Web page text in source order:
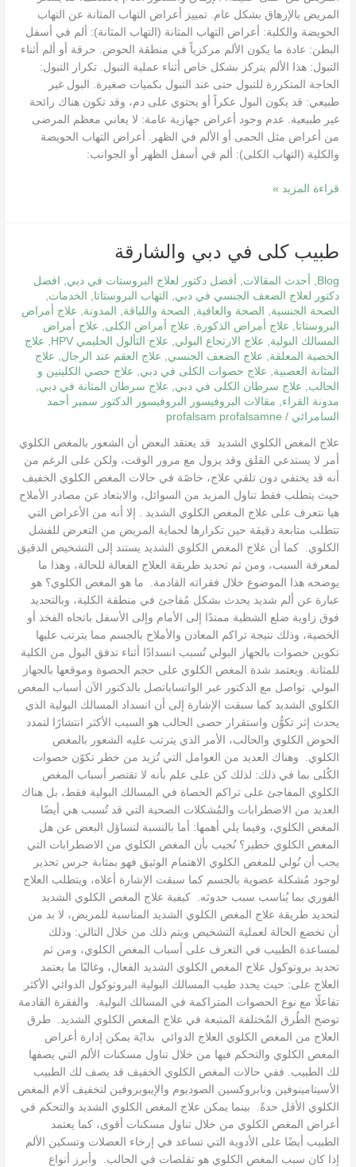
المريض بالإرهاق بشكل عام. تمييز أعراض التهاب المثانة عن التهاب
الحويضة والكلية: أعراض التهاب المثانة (التهاب المثانة): ألم في أسفل
البطن: عادة ما يكون الألم مركزياً في منطقة الحوض. حرقة أو ألم أثناء
التبول: هذا الألم يتركز بشكل خاص أثناء عملية التبول. تكرار التبول:
الحاجة المتكررة للتبول حتى عند التبول بكميات صغيرة. البول غير
طبيعي: قد يكون البول عكراً أو يحتوي على دم، وقد تكون هناك رائحة
غير طبيعية. عدم وجود أعراض جهازية عامة: لا يعاني معظم المرضى
من أعراض مثل الحمى أو الألم في الظهر. أعراض التهاب الحويضة
والكلية (التهاب الكلى): ألم في أسفل الظهر أو الجوانب:
قراءة المزيد »
طبيب كلى في دبي والشارقة
Blog أحدث المقالات أفضل دكتور لعلاج البروستات في دبي
افضل
دكتور لعلاج الضعف الجنسي في دبي
التهاب البروستاتا الخدمات
الصحة الجنسية
الصحة والعافية الصحة واللياقة المدونة
علاج أمراض
البروستاتا
علاج أمراض الذكورة علاج أمراض الكلى
علاج أمراض
المسالك البولية
علاج الارتجاع البولي علاج الثألول الحليمي HPV
علاج
الخصية المعلقة
علاج الضعف الجنسي علاج العقم عند الرجال
علاج
المثانة العصبية
علاج حصوات الكلى في دبي
علاج حصي الكليتين و
الحالب
علاج سرطان الكلى في دبي علاج سرطان المثانة في دبي
مدونة القراء
مقالات البروفيسور البروفيسور الدكتور سمير أحمد
السامرائي /
profalsam profalsamne
علاج المغص الكلوي الشديد قد يعتقد البعض أن الشعور بالمغص الكلوي
أمر لا يستدعي القلق وقد يزول مع مرور الوقت، ولكن على الرغم من
أنه قد يختفي دون تلقي علاج، خاصًة في حالات المغص الكلوي الخفيف
حيث يتطلب فقط تناول المزيد من السوائل، والابتعاد عن مصادر الأملاح
هيا نتعرف على علاج المغص الكلوي الشديد . إلا أنه من الأعراض التي
تتطلب متابعة دقيقة حين تكرارها لحماية المريض من التعرض للفشل
الكلوي. كما أن علاج المغص الكلوي الشديد يستند إلى التشخيص الدقيق
لمعرفة السبب، ومن ثم تحديد طريقة العلاج الفعالة للحالة، وهذا ما
يوضحه هذا الموضوع خلال فقراته القادمة. ما هو المغص الكلوي؟ هو
عبارة عن ألم شديد يحدث بشكل مُفاجئ في منطقة الكلية، وبالتحديد
فوق زاوية ضلع الشظية ممتدًا إلى الأمام وإلى الأسفل باتجاه الفخذ أو
الخصية، وذلك نتيجة تراكم المعادن والأملاح بالجسم مما يترتب عليها
تكوين حصوات بالجهاز البولي تُسبب انسدادًا أثناء تدفق البول من الكلية
للمثانة. ويعتمد شدة المغص الكلوي على حجم الحصوة وموقعها بالجهاز
البولي. تواصل مع الدكتور عبر الواتساباتصل بالدكتور الآن أسباب المغص
الكلوي الشديد كما سبقت الإشارة إلى أن انسداد المسالك البولية الذي
يحدث إثر تكوُّن واستقرار حصى الحالب هو السبب الأكثر انتشارًا لتمدد
الحوض الكلوي والحالب، الأمر الذي يترتب عليه الشعور بالمغص
الكلوي. وهناك العديد من العوامل التي تُزيد من خطر تكوّن حصوات
الكُلى بما في ذلك: لذلك كن على علم بأنه لا تقتصر أسباب المغص
الكلوي المفاجئ على تراكم الحصاة في المسالك البولية فقط، بل هناك
العديد من الاضطرابات والمُشكلات الصحية التي قد تُسبب هي أيضًا
المغص الكلوي، وفيما يلي أهمها: أما بالنسبة لتساؤل البعض عن هل
المغص الكلوي خطير؟ نُجيب بأن المغص الكلوي من الاضطرابات التي
يجب أن نُولي للمغص الكلوي الاهتمام الوثيق فهو بمثابة جرس تحذير
لوجود مُشكلة عضوية بالجسم كما سبقت الإشارة أعلاه، ويتطلب العلاج
الفوري بما يُناسب سبب حدوثه. كيفية علاج المغص الكلوي الشديد
لتحديد طريقة علاج المغص الكلوي الشديد المناسبة للمريض، لا بد من
أن تخضع الحالة لعملية التشخيص ويتم ذلك من خلال التالي: وذلك
لمساعدة الطبيب في التعرف على أسباب المغص الكلوي، ومن ثم
تحديد بروتوكول علاج المغص الكلوي الشديد الفعال، وغالبًا ما يعتمد
العلاج على: حيث يحدد طيب المسالك البولية البروتوكول الدوائي الأكثر
تفاعلًا مع نوع الحصوات المتراكمة في المسالك البولية. والفقرة القادمة
توضح الطُرق المُختلفة المتبعة في علاج المغص الكلوي الشديد. طرق
العلاج من المغص الكلوي العلاج الدوائي بدايًة يمكن إدارة أعراض
المغص الكلوي والتحكم فيها من خلال تناول مسكنات الألم التي يصفها
لك الطبيب. ففي حالات المغص الكلوي الخفيف قد يصف لك الطبيب
الأسيتامينوفين ونابروكسين الصوديوم والإيبوبروفين لتخفيف آلام المغص
الكلوي الأقل حدةً. بينما يمكن علاج المغص الكلوي الشديد والتحكم في
أعراض المغص الكلوي من خلال تناول مسكنات أقوى، كما يعتمد
الطبيب أيضًا على الأدوية التي تساعد في إرخاء العضلات وتسكين الألم
إذا كان سبب المغص الكلوي هو تقلصات في الحالب. وأبرز أنواع
طبيب
كلى
في
دبي
والشارقة